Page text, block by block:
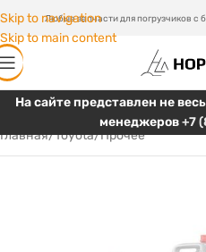
Skip to navigation
Skip to main content
Любые запчасти для погрузчиков с
На сайте представлен не
менеджеров+7
Главная/Toyota/Прочее